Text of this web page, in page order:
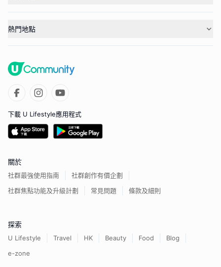
熱門地點
下載 U Lifestyle應用程式
關於
社群最強使用指南
社群創作有價企劃
社群焦點功能及升級計劃
常見問題 條款及細則
探索
U Lifestyle Travel HK Beauty Food
Blog
e-zone